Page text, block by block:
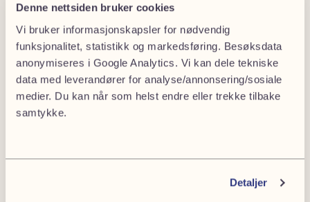
Denne nettsiden bruker cookies
Vi bruker informasjonskapsler for nødvendig
funksjonalitet, statistikk og markedsføring. Besøksdata
anonymiseres i Google Analytics. Vi kan dele tekniske
data med leverandører for analyse/annonsering/sosiale
medier. Du kan når som helst endre eller trekke tilbake
samtykke.
Detaljer
Meglers opplysningsplikt ved veierklæring
Et sentralt spørsmål er hvor langt meglers
opplysningsplikt rekker når det foreligger tinglyste
erklæringer.
redusert verdi, skal dette fremheves tydelig i